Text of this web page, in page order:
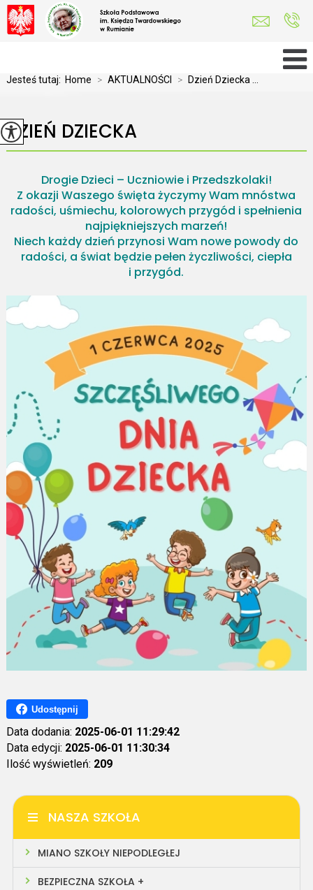
Jesteś tutaj: Home > AKTUALNOŚCI > Dzień Dziecka ...
DZIEŃ DZIECKA
Drogie Dzieci – Uczniowie i Przedszkolaki!
Z okazji Waszego święta życzymy Wam mnóstwa
radości, uśmiechu, kolorowych przygód i spełnienia
najpiękniejszych marzeń!
Niech każdy dzień przynosi Wam nowe powody do
radości, a świat będzie pełen życzliwości, ciepła
i przygód.
Udostępnij
Data dodania: 2025-06-01 11:29:42
Data edycji: 2025-06-01 11:30:34
Ilość wyświetleń: 209
NASZA SZKOŁA
MIANO SZKOŁY NIEPODLEGŁEJ
BEZPIECZNA SZKOŁA +